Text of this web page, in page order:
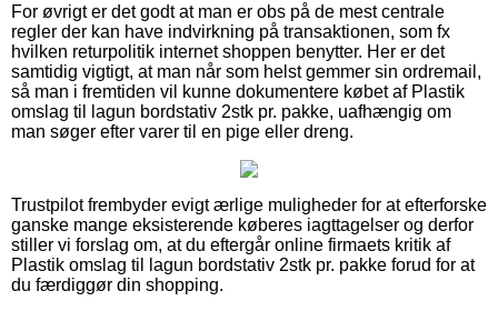
For øvrigt er det godt at man er obs på de mest centrale
regler der kan have indvirkning på transaktionen, som fx
hvilken returpolitik internet shoppen benytter. Her er det
samtidig vigtigt, at man når som helst gemmer sin ordremail,
så man i fremtiden vil kunne dokumentere købet af Plastik
omslag til lagun bordstativ 2stk pr. pakke, uafhængig om
man søger efter varer til en pige eller dreng.
Trustpilot frembyder evigt ærlige muligheder for at efterforske
ganske mange eksisterende køberes iagttagelser og derfor
stiller vi forslag om, at du eftergår online firmaets kritik af
Plastik omslag til lagun bordstativ 2stk pr. pakke forud for at
du færdiggør din shopping.